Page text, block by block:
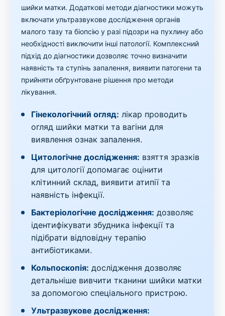
шийки матки. Додаткові методи діагностики можуть
включати ультразвукове дослідження органів
малого тазу та біопсію у разі підозри на пухлину або
необхідності виключити інші патології. Комплексний
підхід до діагностики дозволяє точно визначити
наявність та ступінь запалення, виявити патогени та
прийняти обґрунтоване рішення про методи
лікування.
Гінекологічний огляд: лікар проводить
огляд шийки матки та вагіни для
виявлення ознак запалення.
Цитологічне дослідження: взяття зразків
для цитології допомагає оцінити
клітинний склад, виявити атипії та
наявність інфекції.
Бактеріологічне дослідження: дозволяє
ідентифікувати збудника інфекції та
підібрати відповідну терапію
антибіотиками.
Кольпоскопія: дослідження дозволяє
детальніше вивчити тканини шийки матки
за допомогою спеціального пристрою.
Ультразвукове дослідження: